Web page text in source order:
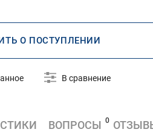
О ПОСТУПЛЕНИИ
В сравнение
ВОПРОСЫ 0